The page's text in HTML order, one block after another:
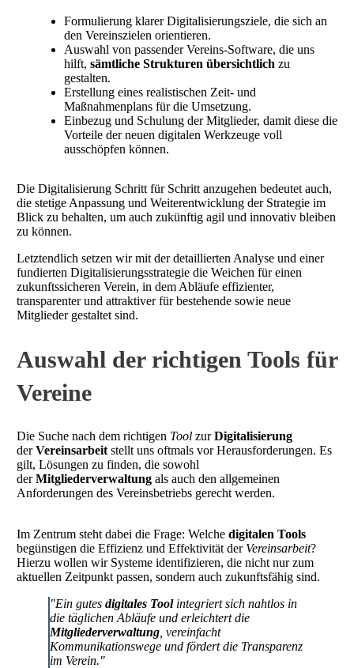
Formulierung klarer Digitalisierungsziele, die sich an
den Vereinszielen orientieren.
Auswahl von passender Vereins-Software, die uns
hilft, sämtliche Strukturen übersichtlich zu
gestalten.
Erstellung eines realistischen Zeit- und
Maßnahmenplans für die Umsetzung.
Einbezug und Schulung der Mitglieder, damit diese die
Vorteile der neuen digitalen Werkzeuge voll
ausschöpfen können.
Die Digitalisierung Schritt für Schritt anzugehen bedeutet auch,
die stetige Anpassung und Weiterentwicklung der Strategie im
Blick zu behalten, um auch zukünftig agil und innovativ bleiben
zu können.
Letztendlich setzen wir mit der detaillierten Analyse und einer
fundierten Digitalisierungsstrategie die Weichen für einen
zukunftssicheren Verein, in dem Abläufe effizienter,
transparenter und attraktiver für bestehende sowie neue
Mitglieder gestaltet sind.
Auswahl der richtigen Tools für
Vereine
Die Suche nach dem richtigen Tool zurDigitalisierung
derVereinsarbeit stellt uns oftmals vor Herausforderungen. Es
gilt, Lösungen zu finden, die sowohl
derMitgliederverwaltung als auch den allgemeinen
Anforderungen des Vereinsbetriebs gerecht werden.
Im Zentrum steht dabei die Frage: Welche digitalen Tools
begünstigen die Effizienz und Effektivität der Vereinsarbeit?
Hierzu wollen wir Systeme identifizieren, die nicht nur zum
aktuellen Zeitpunkt passen, sondern auch zukunftsfähig sind.
"Ein gutes digitales Toolintegriert sich nahtlos in
die täglichen Abläufe und erleichtert die
Mitgliederverwaltung , vereinfacht
Kommunikationswege und fördert die Transparenz
im Verein."